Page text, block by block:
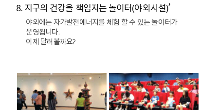
8. 지구의 건강을 책임지는 놀이터(야외시설)’
야외에는 자가발전에너지를 체험 할 수 있는 놀이터가
운영됩니다.
이제 달려볼까요?